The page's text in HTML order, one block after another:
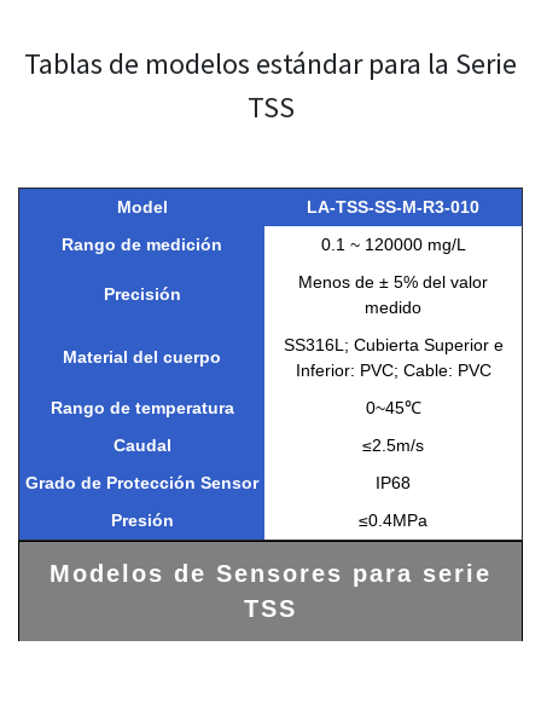
Tablas de modelos estándar para la Serie
TSS
Modelos de Sensores para serie
TSS
Model
LA-TSS-SS-M-R3-010
Rango de medición
0.1 ~ 120000 mg/L
Precisión
Menos de ± 5% del valor
medido
Material del cuerpo
SS316L; Cubierta Superior e
Inferior: PVC; Cable: PVC
Rango de temperatura
0~45℃
Caudal
≤2.5m/s
Grado de Protección Sensor
IP68
Presión
≤0.4MPa